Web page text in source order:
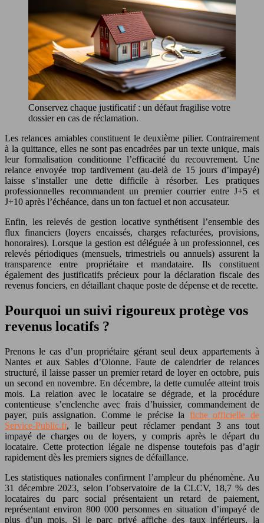
Conservez chaque justificatif : un défaut fragilise votre
dossier en cas de réclamation.
Les relances amiables constituent le deuxième pilier. Contrairement
à la quittance, elles ne sont pas encadrées par un texte unique, mais
leur formalisation conditionne l’efficacité du recouvrement. Une
relance envoyée trop tardivement (au-delà de 15 jours d’impayé)
laisse s’installer une dette difficile à résorber. Les pratiques
professionnelles recommandent un premier courrier entre J+5 et
J+10 après l’échéance, dans un ton factuel et non accusateur.
Enfin, les relevés de gestion locative synthétisent l’ensemble des
flux financiers (loyers encaissés, charges refacturées, provisions,
honoraires). Lorsque la gestion est déléguée à un professionnel, ces
relevés périodiques (mensuels, trimestriels ou annuels) assurent la
transparence entre propriétaire et mandataire. Ils constituent
également des justificatifs précieux pour la déclaration fiscale des
revenus fonciers, en détaillant chaque poste de dépense et de recette.
Pourquoi un suivi rigoureux protège vos
revenus locatifs ?
Prenons le cas d’un propriétaire gérant seul deux appartements à
Nantes et aux Sables d’Olonne. Faute de calendrier de relances
structuré, il laisse passer un premier retard de loyer en octobre, puis
un second en novembre. En décembre, la dette cumulée atteint trois
mois. La relation avec le locataire se dégrade, et la procédure
contentieuse s’enclenche avec frais d’huissier, commandement de
payer, puis assignation. Comme le précise la fiche officielle de
Service-Public.fr, le bailleur peut réclamer pendant 3 ans tout
impayé de charges ou de loyers, y compris après le départ du
locataire. Cette protection légale ne dispense toutefois pas d’agir
rapidement dès les premiers signes de défaillance.
Les statistiques nationales confirment l’ampleur du phénomène. Au
31 décembre 2023, selon l’observatoire de la CLCV, 18,7 % des
locataires du parc social présentaient un retard de paiement,
représentant environ 800 000 personnes en situation d’impayé de
plus d’un mois. Si le parc privé affiche des taux inférieurs, la